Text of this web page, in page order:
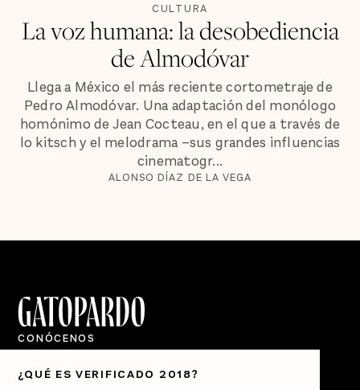
CULTURA
La voz humana: la desobediencia
de Almodóvar
Llega a México el más reciente cortometraje de
Pedro Almodóvar. Una adaptación del monólogo
homónimo de Jean Cocteau, en el que a través de
lo kitsch y el melodrama –sus grandes influencias
cinematogr...
ALONSO DÍAZ DE LA VEGA
¿QUÉ ES VERIFICADO 2018?
CONÓCENOS
Quiénes Somos
Directorio